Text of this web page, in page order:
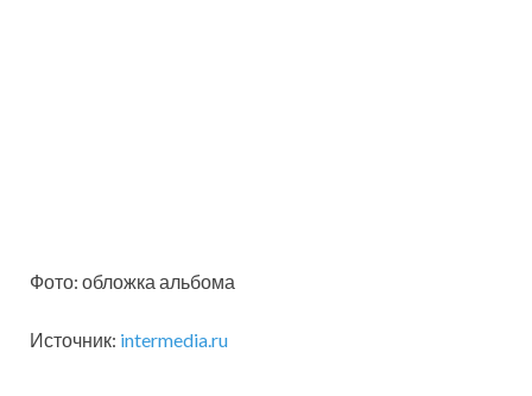
Фото: обложка альбома
Источник: intermedia.ru